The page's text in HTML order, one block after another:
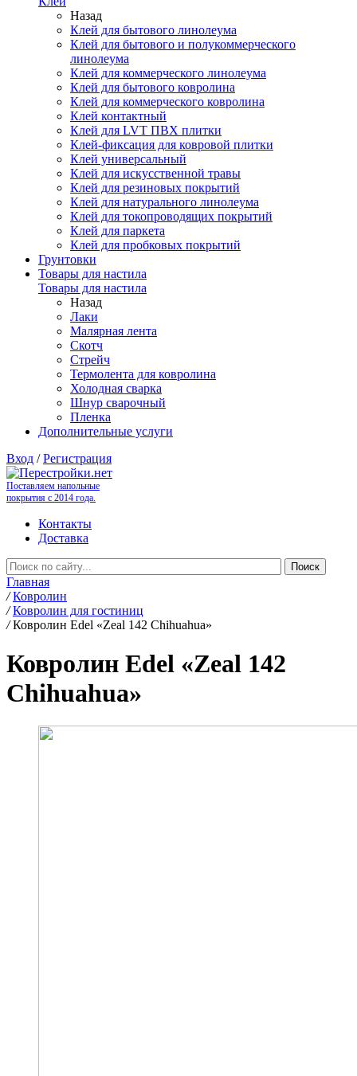
Назад
Клей для бытового линолеума
Клей для бытового и полукоммерческого
линолеума
Клей для коммерческого линолеума
Клей для бытового ковролина
Клей для коммерческого ковролина
Клей контактный
Клей для LVT ПВХ плитки
Клей-фиксация для ковровой плитки
Клей универсальный
Клей для искусственной травы
Клей для резиновых покрытий
Клей для натурального линолеума
Клей для токопроводящих покрытий
Клей для паркета
Клей для пробковых покрытий
Грунтовки
Товары для настила
Товары для настила
Назад
Лаки
Малярная лента
Скотч
Стрейч
Термолента для ковролина
Холодная сварка
Шнур сварочный
Пленка
Дополнительные услуги
Вход /Регистрация
Поставляем напольные
покрытия с 2014 года.
Контакты
Доставка
Главная
/ Ковролин
/ Ковролин для гостиниц
/ Ковролин Edel «Zeal 142 Chihuahua»
Ковролин Edel «Zeal 142
Chihuahua»